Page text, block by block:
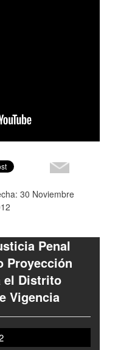
30 Noviembre
Penal
Proyección
el Distrito
Vigencia